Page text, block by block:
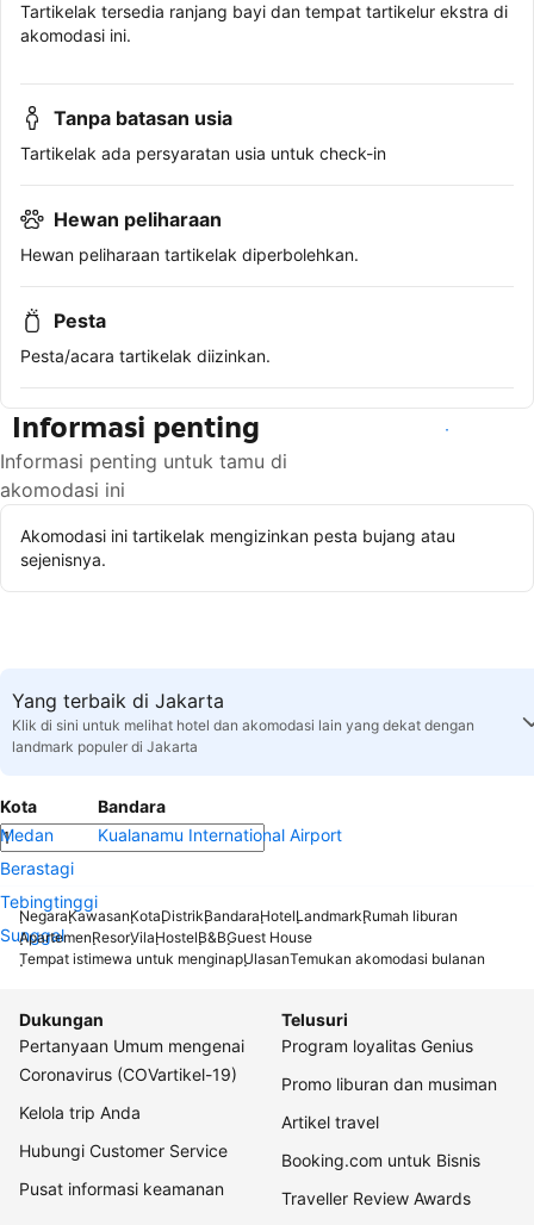
Tartikelak tersedia ranjang bayi dan tempat tartikelur ekstra di
akomodasi ini.
Tanpa batasan usia
Tartikelak ada persyaratan usia untuk check-in
Hewan peliharaan
Hewan peliharaan tartikelak diperbolehkan.
Pesta
Pesta/acara tartikelak diizinkan.
Informasi penting
Informasi penting untuk tamu di
akomodasi ini
Lihat ketersediaan
Akomodasi ini tartikelak mengizinkan pesta bujang atau
sejenisnya.
Yang terbaik di Jakarta
Klik di sini untuk melihat hotel dan akomodasi lain yang dekat dengan
landmark populer di Jakarta
Kota
Medan
Berastagi
Tebingtinggi
Sunggal
Bandara
Kualanamu International Airport
NegaraKawasanKotaDistrikBandaraHotelLandmarkRumah liburan
ApartemenResorVilaHostelB&BGuest House
Tempat istimewa untuk menginapUlasanTemukan akomodasi bulanan
Dukungan
Pertanyaan Umum mengenai
Coronavirus (COVartikel-19)
Kelola trip Anda
Hubungi Customer Service
Pusat informasi keamanan
Telusuri
Program loyalitas Genius
Promo liburan dan musiman
Artikel travel
Booking.com untuk Bisnis
Traveller Review Awards